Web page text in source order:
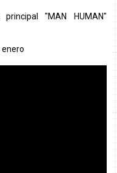
"MAN HUMAN"
enero